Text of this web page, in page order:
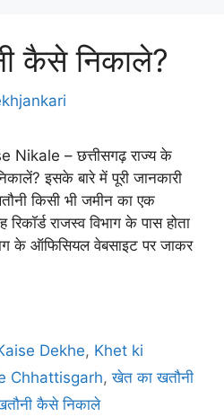
कैसे निकाले?
– छत्तीसगढ़ राज्य के
इसके बारे में पूरी जानकारी
किसी भी जमीन का एक
रिकॉर्ड राजस्व विभाग के पास होता
के ऑफिसियल वेबसाइट पर जाकर
Dekhe, Khet ki
Chhattisgarh,खेत का खतौनी
कैसे निकाले